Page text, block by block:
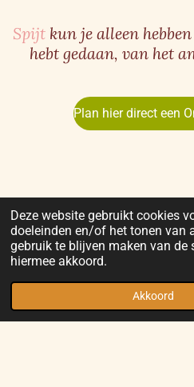
Deze website gebruikt cookies
doeleinden en/of het tonen van
gebruik te blijven maken van de
hiermee akkoord.
Akkoord
Spijt kun je alleen
hebt gedaan, van het
Plan hier direct een
Ik ga met jouw mailadres om volgens
wetgeving(AVG) en zal niets zonder
delen. Je ontvangt met aanmelding op
energie-updates die je mogen
altijd voor uitschrijven als het jou niet
Telefoonnummer